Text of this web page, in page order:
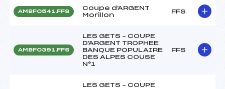
AMBF0541.FFS
Coupe d'ARGENT
Morillon
FFS
AMBF0391.FFS
LES GETS – COUPE
D'ARGENT TROPHEE
BANQUE POPULAIRE
DES ALPES COUSE
N°1
FFS
LES GETS – COUPE